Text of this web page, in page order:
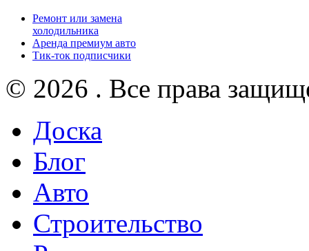
Ремонт или замена
холодильника
Аренда премиум авто
Тик-ток подписчики
© 2026 . Все права
Доска
Блог
Авто
Строительство